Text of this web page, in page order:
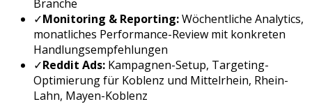
Branche
✓Monitoring & Reporting:Wöchentliche Analytics,
monatliches Performance-Review mit konkreten
Handlungsempfehlungen
✓Reddit Ads: Kampagnen-Setup, Targeting-
Optimierung für Koblenz und Mittelrhein, Rhein-
Lahn, Mayen-Koblenz